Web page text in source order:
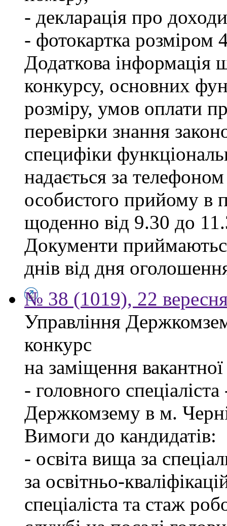
- декларація про
- фотокартка розміром
Додаткова інформація
конкурсу, основних
розміру, умов оплати
перевірки знання
специфіки
надається за
особистого прийому в
щоденно від 9.30 до
Документи
днів від дня
№ 38 (1019), 22
Управління
конкурс
на заміщення
- головного
Держкомзему в м.
Вимоги до кандидатів:
- освіта вища за
за освітньо-
спеціаліста та стаж